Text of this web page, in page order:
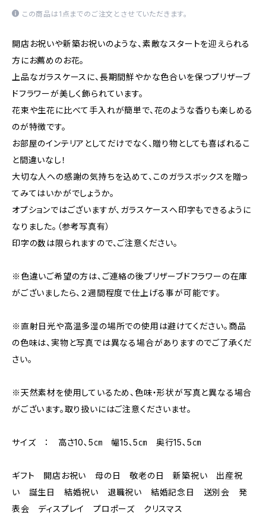
この商品は1点までのご注文とさせていただきます。
開店お祝いや新築お祝いのような、素敵なスタートを迎えられる
方にお薦めのお花。
上品なガラスケースに、長期間鮮やかな色合いを保つプリザーブ
ドフラワーが美しく飾られています。
花束や生花に比べて手入れが簡単で、花のような香りも楽しめる
のが特徴です。
お部屋のインテリアとしてだけでなく、贈り物としても喜ばれるこ
と間違いなし！
大切な人への感謝の気持ちを込めて、このガラスボックスを贈っ
てみてはいかがでしょうか。
オプションではございますが、ガラスケースへ印字もできるように
なりました。（参考写真有）
印字の数は限られますので、ご注意ください。
※色違いご希望の方は、ご連絡の後プリザーブドフラワーの在庫
がございましたら、２週間程度で仕上げる事が可能です。
※直射日光や高温多湿の場所での使用は避けてください。商品
の色味は、実物と写真では異なる場合がありますのでご了承くだ
さい。
※天然素材を使用しているため、色味・形状が写真と異なる場合
がございます。取り扱いにはご注意くださいませ。
サイズ ： 高さ10､5㎝ 幅15､5㎝ 奥行15､5㎝
ギフト 開店お祝い 母の日 敬老の日 新築祝い 出産祝
い 誕生日 結婚祝い 退職祝い 結婚記念日 送別会 発
表会 ディスプレイ プロポーズ クリスマス